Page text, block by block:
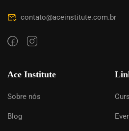
contato@aceinstitute.com.br
Ace Institute
Sobre nós
Blog